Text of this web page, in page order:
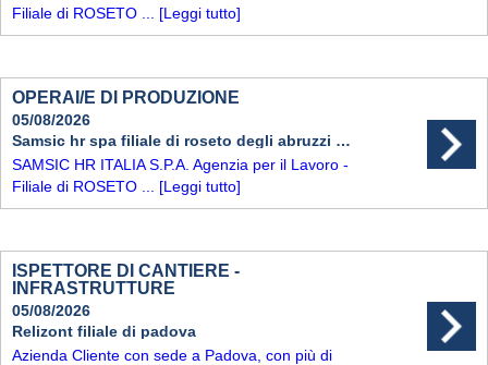
Filiale di ROSETO ... [Leggi tutto]
OPERAI/E DI PRODUZIONE
05/08/2026
Samsic hr spa filiale di roseto degli abruzzi (te)
SAMSIC HR ITALIA S.P.A. Agenzia per il Lavoro -
Filiale di ROSETO ... [Leggi tutto]
ISPETTORE DI CANTIERE -
INFRASTRUTTURE
05/08/2026
Relizont filiale di padova
Azienda Cliente con sede a Padova, con più di